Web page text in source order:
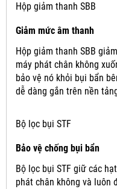
Hộp giảm thanh SBB
Giảm mức âm thanh
Hộp giảm thanh SBB
máy phát chân không
bảo vệ nó khỏi bụi bẩn
dễ dàng gắn trên nền
Bộ lọc bụi STF
Bảo vệ chống bụi bẩn
Bộ lọc bụi STF giữ các
phát chân không và luôn